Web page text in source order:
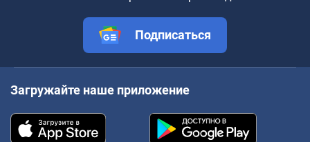
Подписаться
Загружайте наше приложение